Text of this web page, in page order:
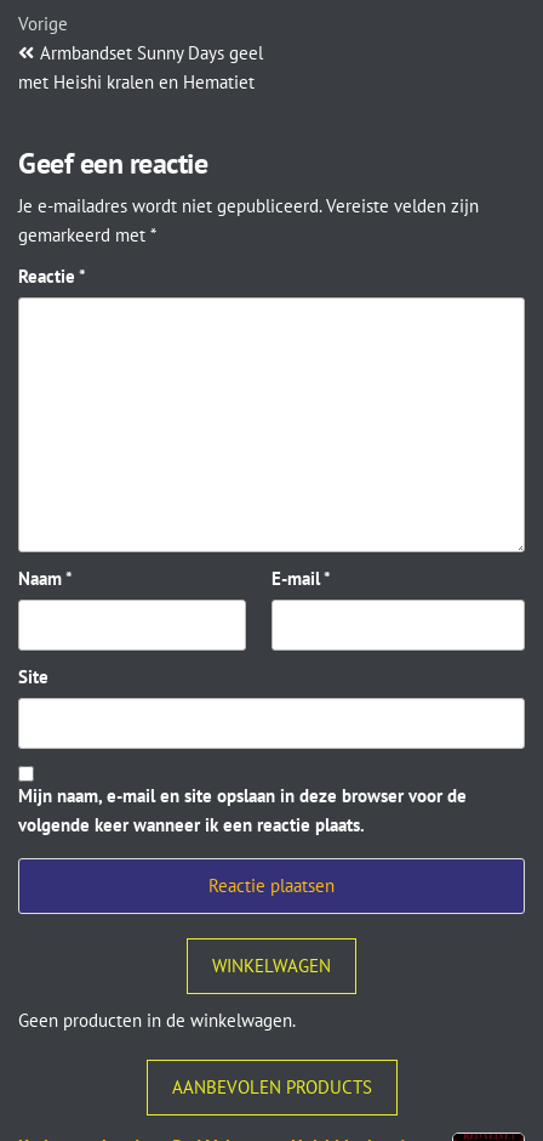
Vorige
Armbandset Sunny Days geel
met Heishi kralen en Hematiet
Geef een reactie
Je e-mailadres wordt niet gepubliceerd. Vereiste velden zijn
gemarkeerd met *
Reactie *
Naam* E-mail*
Site
Mijn naam, e-mail en site opslaan in deze browser voor de
volgende keer wanneer ik een reactie plaats.
WINKELWAGEN
Geen producten in de winkelwagen.
AANBEVOLEN PRODUCTS